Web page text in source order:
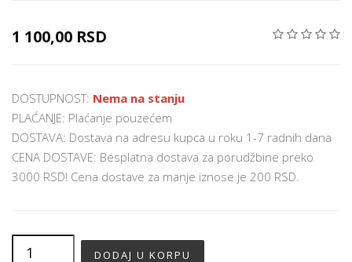
1 100,00 RSD
DOSTUPNOST: Nema na stanju
PLAĆANJE: Plaćanje pouzećem
DOSTAVA: Dostava na adresu kupca u roku 1-7 radnih dana
CENA DOSTAVE: Besplatna dostava za porudžbine preko
3000 RSD! Cena dostave za manje iznose je 200 RSD.